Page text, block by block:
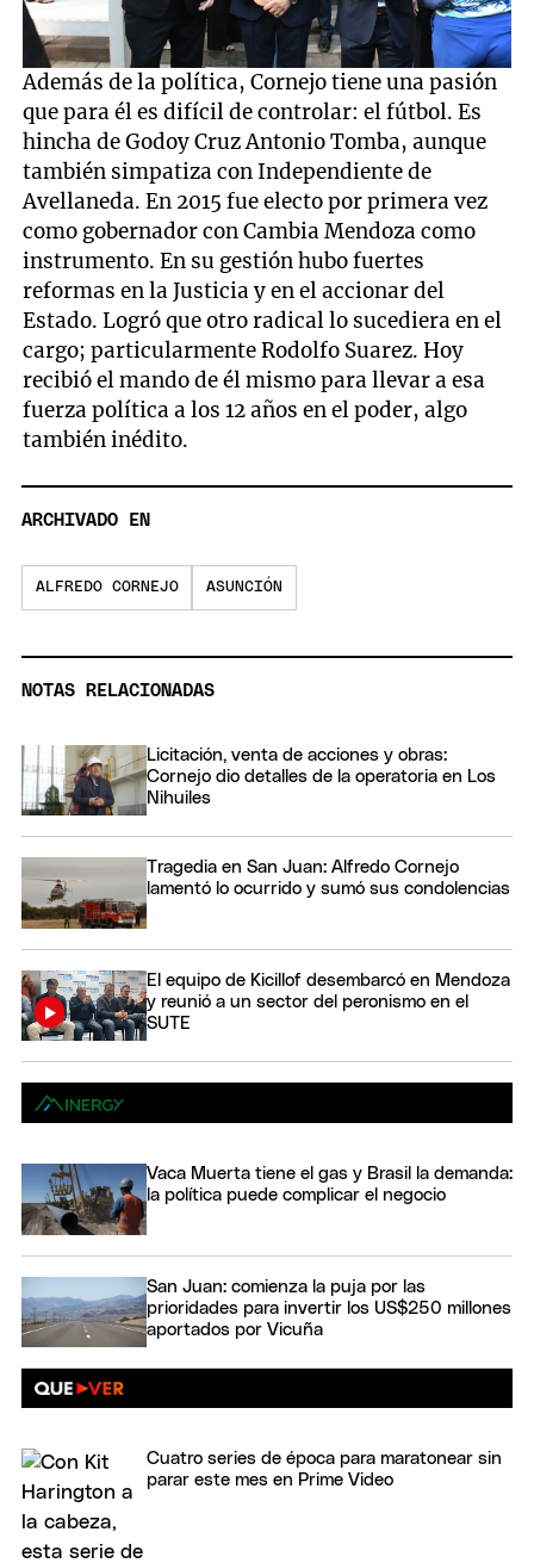
Además de la política, Cornejo tiene una pasión
que para él es difícil de controlar: el fútbol. Es
hincha de Godoy Cruz Antonio Tomba, aunque
también simpatiza con Independiente de
Avellaneda. En 2015 fue electo por primera vez
como gobernador con Cambia Mendoza como
instrumento. En su gestión hubo fuertes
reformas en la Justicia y en el accionar del
Estado. Logró que otro radical lo sucediera en el
cargo; particularmente Rodolfo Suarez. Hoy
recibió el mando de él mismo para llevar a esa
fuerza política a los 12 años en el poder, algo
también inédito.
ARCHIVADO EN
ALFREDO CORNEJO ASUNCIÓN
NOTAS RELACIONADAS
Licitación, venta de acciones y obras:
Cornejo dio detalles de la operatoria en Los
Nihuiles
Tragedia en San Juan: Alfredo Cornejo
lamentó lo ocurrido y sumó sus condolencias
El equipo de Kicillof desembarcó en Mendoza
y reunió a un sector del peronismo en el
SUTE
Vaca Muerta tiene el gas y Brasil la demanda:
la política puede complicar el negocio
San Juan: comienza la puja por las
prioridades para invertir los US$250 millones
aportados por Vicuña
Cuatro series de época para maratonear sin
parar este mes en Prime Video